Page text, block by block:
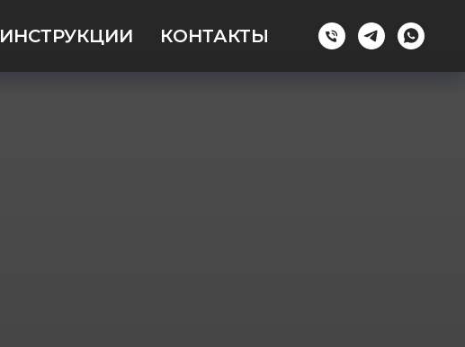
ИНСТРУКЦИИ КОНТАКТЫ